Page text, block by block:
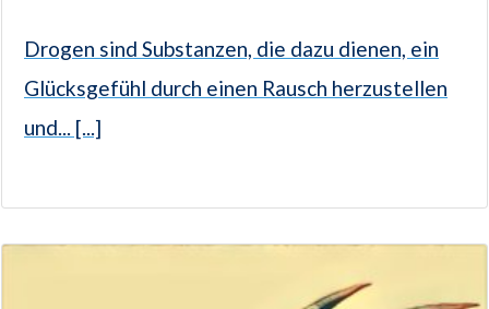
Drogen sind Substanzen, die dazu dienen, ein
Glücksgefühl durch einen Rausch herzustellen
und... [...]